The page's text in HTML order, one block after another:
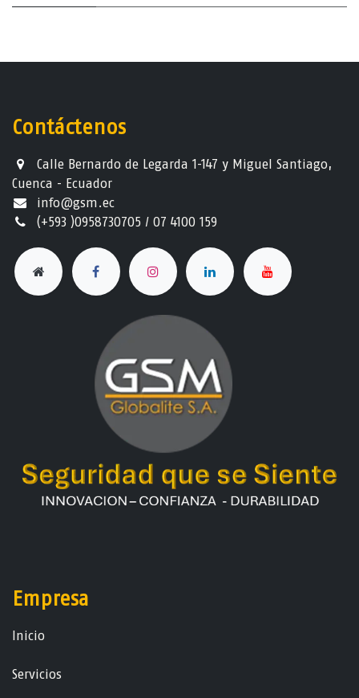
Contáctenos
Calle Bernardo de Legarda 1-147 y Miguel Santiago,
Cuenca - Ecuador
info@gsm.ec​
(+593 )0958730705 / 07 4100 159
Empresa
Ini​ci​o
Servicios